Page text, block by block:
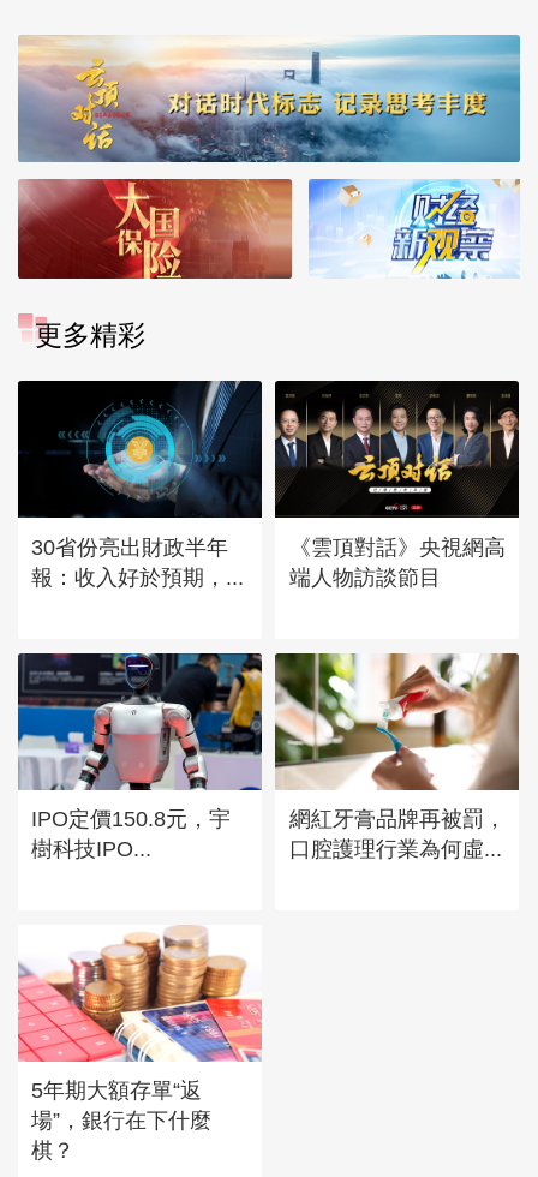
更多精彩
30省份亮出財政半年
報：收入好於預期，...
《雲頂對話》央視網高
端人物訪談節目
IPO定價150.8元，宇
樹科技IPO...
網紅牙膏品牌再被罰，
口腔護理行業為何虛...
5年期大額存單“返
場”，銀行在下什麼
棋？